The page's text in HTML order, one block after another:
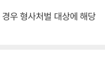
우 형사처벌 대상에 해당